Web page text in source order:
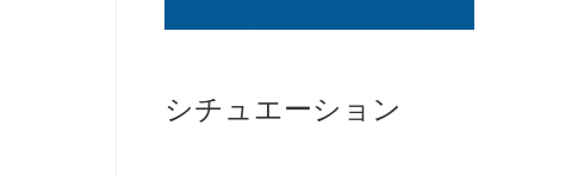
シチュエーション